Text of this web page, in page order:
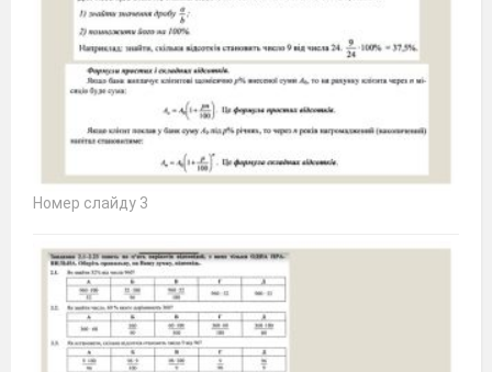
Номер слайду 3